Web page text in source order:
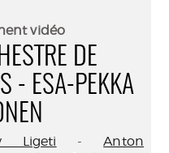
vidéo
DE
- ESA-PEKKA
Ligeti -Anton